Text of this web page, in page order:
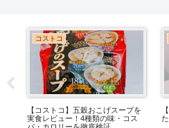
コストコ
【コストコ】海老と野菜の旨味が
詰まった「オマール海老のビス